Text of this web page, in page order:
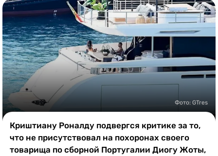
ЛЕ
ЧЕ-2028
Букмекеры
Казино
Фото: GTres
Криштиану Роналду подвергся критике за то,
что не присутствовал на похоронах своего
товарища по сборной Португалии Диогу Жоты,